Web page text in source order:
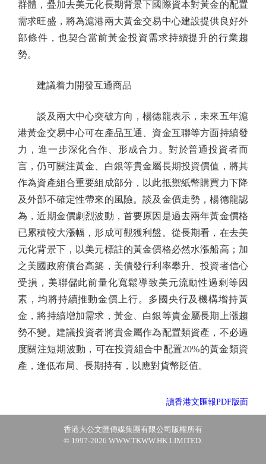
群體，疊加去美元化長期背景下國際資本對黃金的配置
需求旺盛，將為滬港兩大黃金交易中心建設提供良好外
部條件，也契合當前黃金投資需求持續提升的行業趨
勢。
建議着力開發互通商品
談及兩大中心突破方向，楊德龍表示，未來五年滬
港黃金交易中心可在產品互通、資金互聯等方面持續發
力，進一步深化合作、形成合力。對於普通投資者而
言，仍可關注黃金、白銀等貴金屬長期投資價值，將其
作為資產組合重要組成部分，以此抵禦紙幣購買力下降
及外部不確定性帶來的風險。談及金價走勢，楊德龍認
為，近期金價劇烈波動，首要原因是過去兩年黃金價格
已累積較大漲幅，形成可觀獲利盤。從長期看，在去美
元化背景下，以美元標註的黃金價格必然水漲船高；加
之美國政府債台高築，美債發行利率攀升、投資者信心
受損，美聯儲此前量化寬鬆導致美元流動性過剩等因
素，均將持續推動金價上行。多國央行及機構增持黃
金，將持續增加需求，黃金、白銀等貴金屬長期上漲趨
勢不變。建議投資者將貴金屬作為配置類資產，不必過
度關注短期波動，可在投資組合中配置20%的黃金類資
產，逢低布局、長期持有，以應對貨幣貶值。
讀香港文匯報PDF版面
香港大公文匯傳媒集團有限公司版權所有
© 1997-2026 WWW.TKWW.HK LIMITED.